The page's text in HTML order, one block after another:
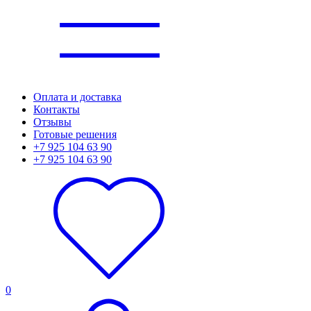
Оплата и доставка
Контакты
Отзывы
Готовые решения
+7 925 104 63 90
+7 925 104 63 90
0